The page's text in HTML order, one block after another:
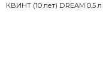
КВИНТ (10 лет) DREAM 0,5 л